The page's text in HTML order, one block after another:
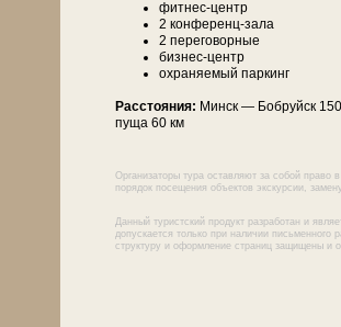
фитнес-центр
2 конференц-зала
2 переговорные
бизнес-центр
охраняемый паркинг
Расстояния: Минск — Боб­руйск
пу­ща 60 км
Организаторы тура оставляют за собой право
порядок посещения объектов экскурсии,
Данный туристский продукт разработан и
допускается только при наличии
структуру и оформление страниц защищены и